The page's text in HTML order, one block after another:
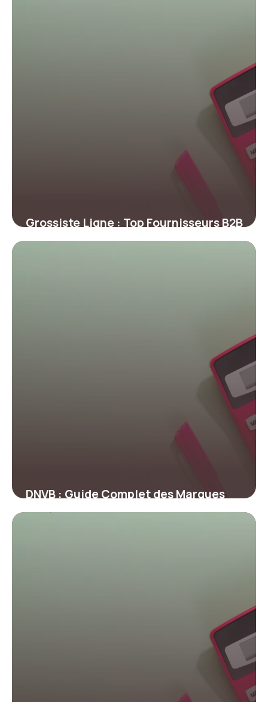
Grossiste Ligne : Top Fournisseurs B2B
Guide 2026
DNVB : Guide Complet des Marques
Digitales